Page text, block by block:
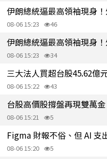
08-06 15:23 46
08-06 15:23 34
三大法人買超台股45.62億
08-06 15:22 43
台股高價股撐盤再現雙萬
08-06 15:21 5
Figma 財報不俗、但 AI 支
08-06 15:20 5